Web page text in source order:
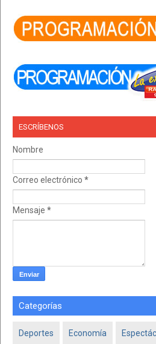
ESCRÍBENOS
Nombre
Correo electrónico *
Mensaje *
Categorías
Deportes Economía